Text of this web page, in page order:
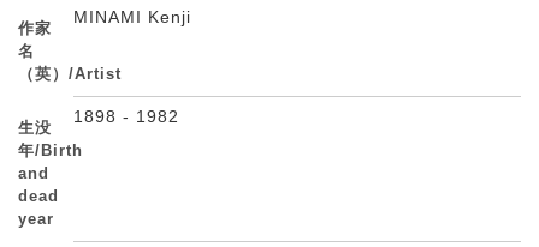
作家
名
（英）/Artist
MINAMI Kenji
生没
年/Birth
and
dead
year
1898 - 1982